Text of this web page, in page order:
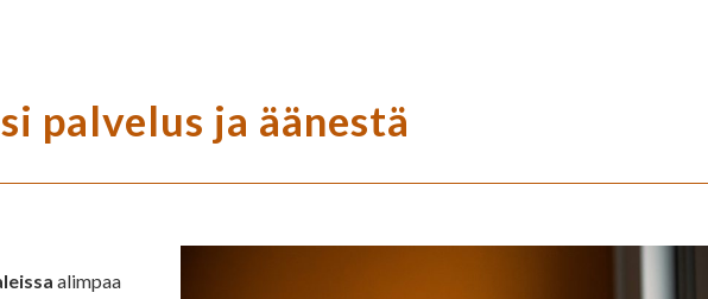
palvelus ja äänestä
alimpaa